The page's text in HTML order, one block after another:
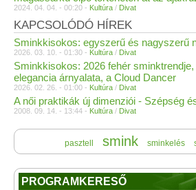
2024. 04. 04. - 00:20 - Kultúra / Divat
KAPCSOLÓDÓ HÍREK
Sminkkisokos: egyszerű és nagyszerű
2026. 03. 10. - 01:30 - Kultúra / Divat
Sminkkisokos: 2026 fehér
elegancia árnyalata, a Cloud Dancer
2026. 02. 26. - 01:00 - Kultúra / Divat
A női praktikák új dimenziói - Szépség
2008. 09. 14. - 13:44 - Kultúra / Divat
pasztell smink sminkelés
PROGRAMKERESŐ